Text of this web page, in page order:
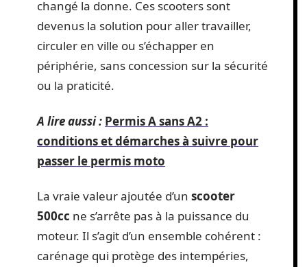
changé la donne. Ces scooters sont
devenus la solution pour aller travailler,
circuler en ville ou s’échapper en
périphérie, sans concession sur la sécurité
ou la praticité.
A lire aussi : Permis A sans A2 :
conditions et démarches à suivre pour
passer le permis moto
La vraie valeur ajoutée d’un scooter
500cc ne s’arrête pas à la puissance du
moteur. Il s’agit d’un ensemble cohérent :
carénage qui protège des intempéries,